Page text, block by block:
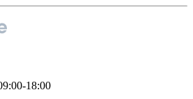
18:00